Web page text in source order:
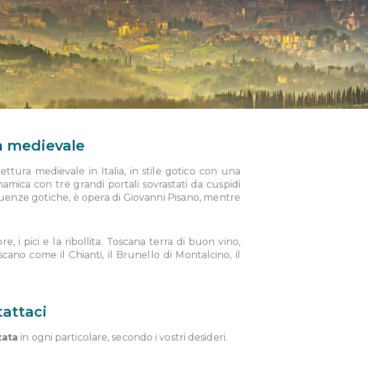
medievale in Italia, in stile gotico con una
con tre grandi portali sovrastati da cuspidi
gotiche, è opera di Giovanni Pisano, mentre
i pici e la ribollita. Toscana terra di buon vino,
come il Chianti, il Brunello di Montalcino, il
in ogni particolare, secondo i vostri desideri.